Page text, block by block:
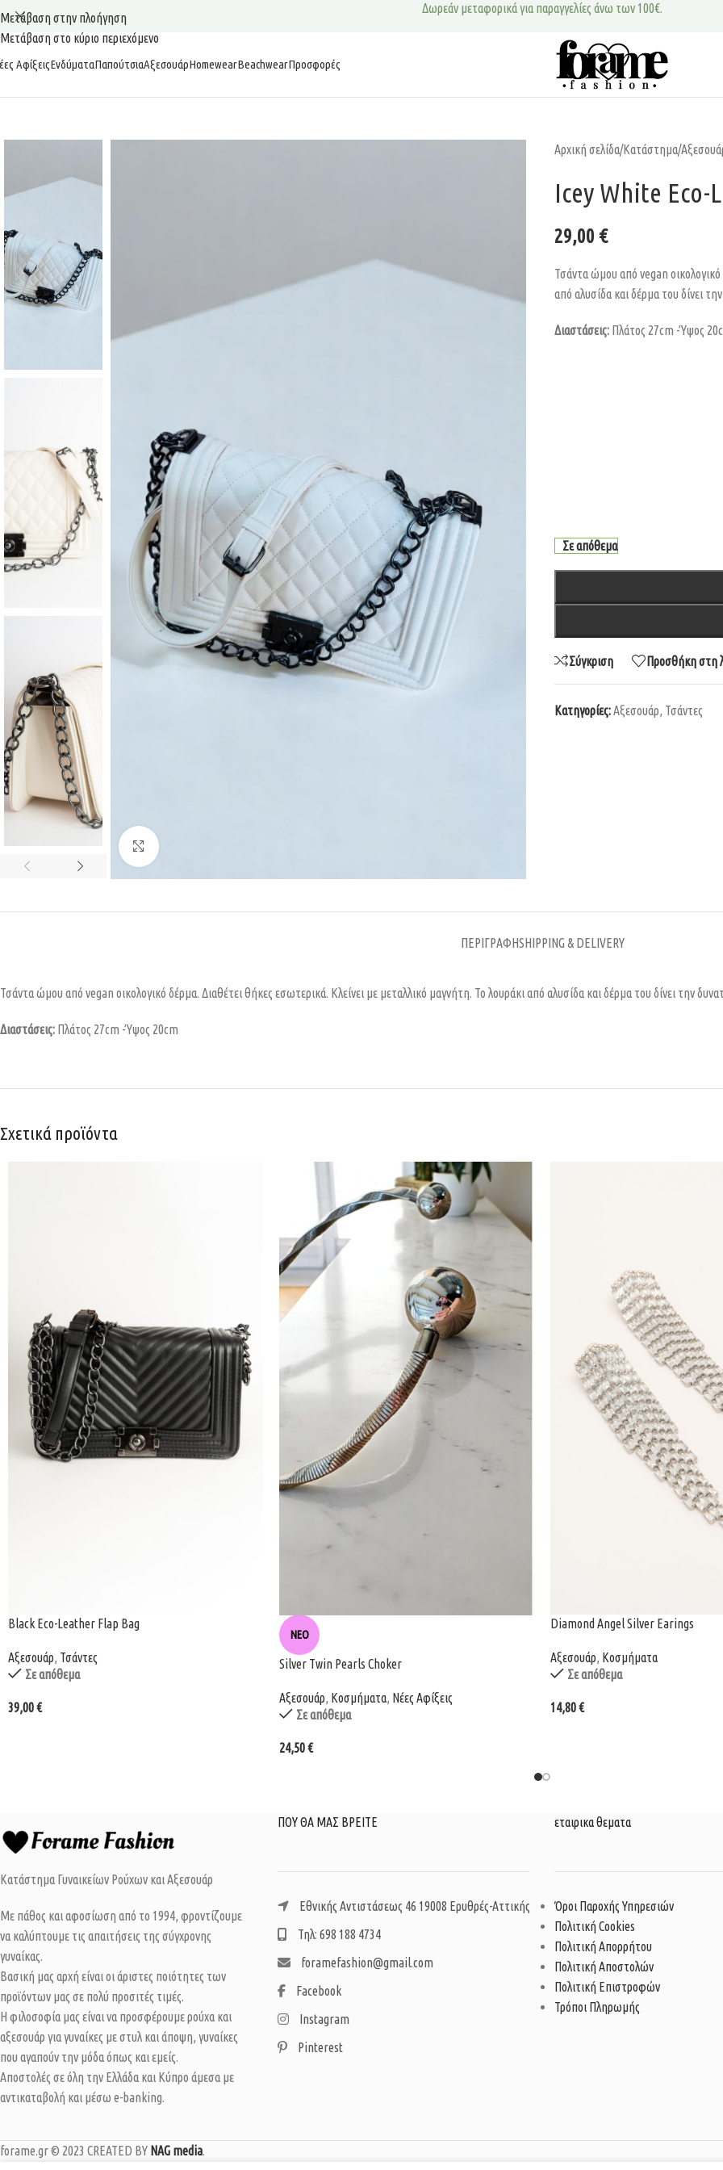
Μετάβαση στην πλοήγηση
Μετάβαση στο κύριο περιεχόμενο
Δωρεάν μεταφορικά για παραγγελίες άνω των 100€.
ΑφίξειςΕνδύματαΠαπούτσιαΑξεσουάρHomewearBeachwearΠροσφορές
Αρχική σελίδα/Κατάστημα/
Icey White Eco-
29,00 €
Τσάντα ώμου από vegan οικολογικό
από αλυσίδα και δέρμα του δίνει
Διαστάσεις: Πλάτος 27cm -Ύψος
Σε απόθεμα
Σύγκριση Προσθήκη στη
Κατηγορίες:Αξεσουάρ, Τσάντες
ΠΕΡΙΓΡΑΦΉSHIPPING & DELIVERY
Τσάντα ώμου από vegan οικολογικό δέρμα. Διαθέτει θήκες εσωτερικά. Κλείνει με μεταλλικό μαγνήτη. Το λουράκι από αλυσίδα και δέρμα του δίνει την
Διαστάσεις: Πλάτος 27cm -Ύψος 20cm
Σχετικά προϊόντα
Black Eco-Leather Flap Bag
Αξεσουάρ, Τσάντες
Σε απόθεμα
39,00€
ΝΈΟ
Silver Twin Pearls Choker
Αξεσουάρ, Κοσμήματα, Νέες Αφίξεις
Σε απόθεμα
24,50€
Diamond Angel Silver Earings
Αξεσουάρ, Κοσμήματα
Σε απόθεμα
14,80€
Κατάστημα Γυναικείων Ρούχων και Αξεσουάρ
Με πάθος και αφοσίωση από το 1994, φροντίζουμε
να καλύπτουμε τις απαιτήσεις της σύγχρονης
γυναίκας.
Βασική μας αρχή είναι οι άριστες ποιότητες των
προϊόντων μας σε πολύ προσιτές τιμές.
Η φιλοσοφία μας είναι να προσφέρουμε ρούχα και
αξεσουάρ για γυναίκες με στυλ και άποψη, γυναίκες
που αγαπούν την μόδα όπως και εμείς.
Αποστολές σε όλη την Ελλάδα και Κύπρο άμεσα με
αντικαταβολή και μέσω e-banking.
ΠΟΥ ΘΑ ΜΑΣ ΒΡΕΙΤΕ
Εθνικής Αντιστάσεως 46 19008 Ερυθρές-Αττικής
Τηλ: 698 188 4734
foramefashion@gmail.com
Facebook
Instagram
Pinterest
εταιρικα θεματα
Όροι Παροχής Υπηρεσιών
Πολιτική Cookies
Πολιτική Απορρήτου
Πολιτική Αποστολών
Πολιτική Επιστροφών
Τρόποι Πληρωμής
forame.gr © 2023 CREATED BY NAG media.